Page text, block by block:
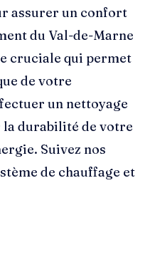
assurer un confort
du Val-de-Marne
cruciale qui permet
de votre
un nettoyage
durabilité de votre
Suivez nos
de chauffage et